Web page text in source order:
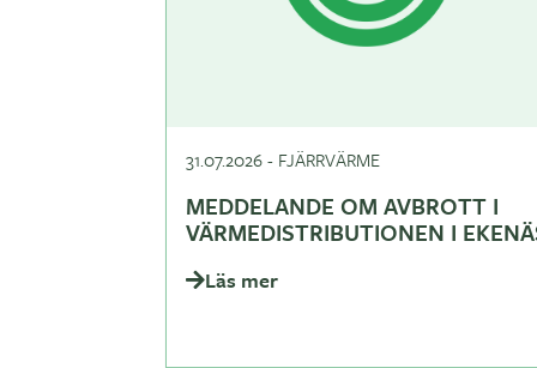
31.07.2026- FJÄRRVÄRME
MEDDELANDE OM AVBROTT I
VÄRMEDISTRIBUTIONEN I
Läs mer